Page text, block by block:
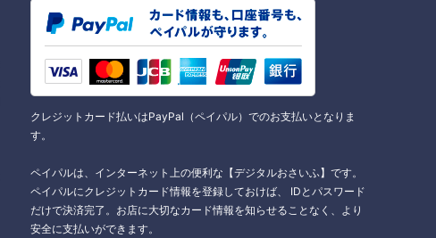
クレジットカード払いはPayPal（ペイパル）でのお支払いとなりま
す。
ペイパルは、インターネット上の便利な【デジタルおさいふ】です。
ペイパルにクレジットカード情報を登録しておけば、 IDとパスワード
だけで決済完了。お店に大切なカード情報を知らせることなく、より
安全に支払いができます。